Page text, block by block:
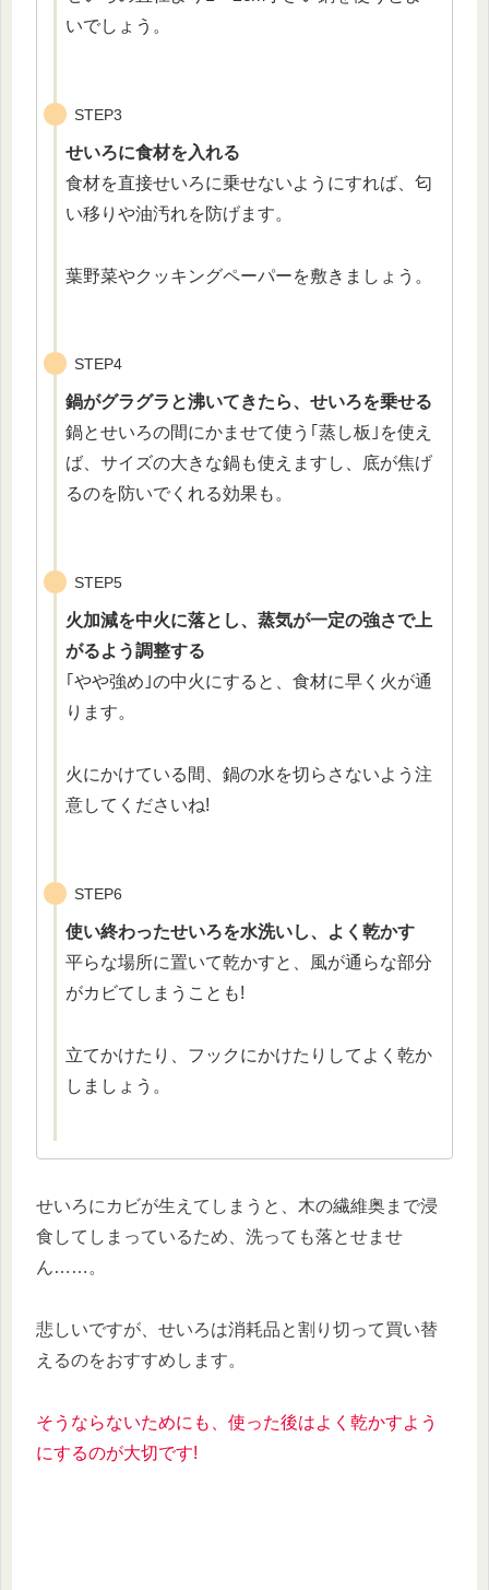
いでしょう。
STEP3
せいろに食材を入れる
食材を直接せいろに乗せないようにすれば、匂
い移りや油汚れを防げます。
葉野菜やクッキングペーパーを敷きましょう。
STEP4
鍋がグラグラと沸いてきたら、せいろを乗せる
鍋とせいろの間にかませて使う｢蒸し板｣を使え
ば、サイズの大きな鍋も使えますし、底が焦げ
るのを防いでくれる効果も。
STEP5
火加減を中火に落とし、蒸気が一定の強さで上
がるよう調整する
｢やや強め｣の中火にすると、食材に早く火が通
ります。
火にかけている間、鍋の水を切らさないよう注
意してくださいね!
STEP6
使い終わったせいろを水洗いし、よく乾かす
平らな場所に置いて乾かすと、風が通らな部分
がカビてしまうことも!
立てかけたり、フックにかけたりしてよく乾か
しましょう。
せいろにカビが生えてしまうと、木の繊維奥まで浸
食してしまっているため、洗っても落とせませ
ん……。
悲しいですが、せいろは消耗品と割り切って買い替
えるのをおすすめします。
そうならないためにも、使った後はよく乾かすよう
にするのが大切です!